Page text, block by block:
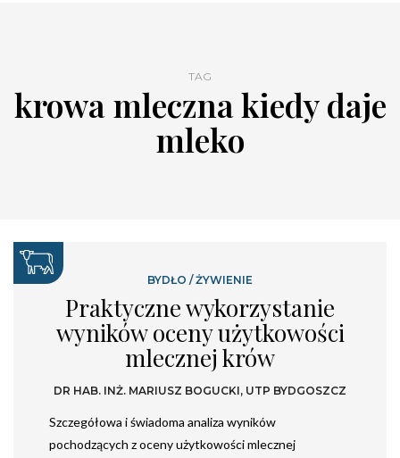
TAG
krowa mleczna kiedy daje
mleko
BYDŁO /ŻYWIENIE
Praktyczne wykorzystanie
wyników oceny użytkowości
mlecznej krów
DR HAB. INŻ. MARIUSZ BOGUCKI, UTP BYDGOSZCZ
Szczegółowa i świadoma analiza wyników
pochodzących z oceny użytkowości mlecznej
Twoje dane osobowe będą przetwarzane zgodnie zPolityką prywatności